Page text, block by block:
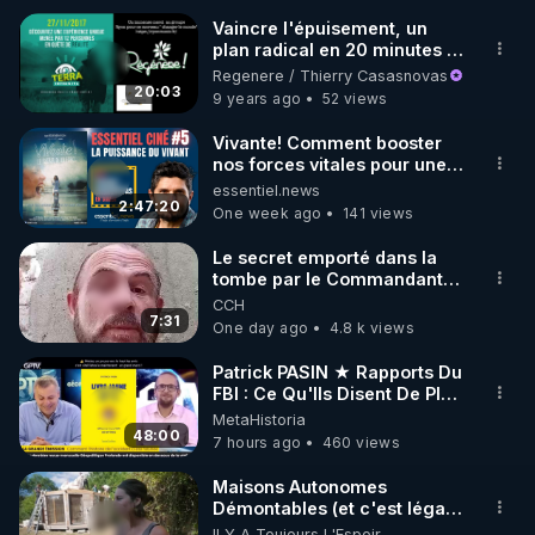
Warmcook :
Rendez-vous sur :
http://rgnr.li/warmcook avec le
code : REGENERE10
▶ 10 % de réduction sur une sélection de produits
de la boutique Vidya :
Rendez-vous sur :
http://rgnr.li/vidya
REGENERE10
▶ 10 % de réduction sur les extracteurs de la
marque SANA :
Rendez vous sur http://rgnr.li/lechoubrave
code : REGENERE10
________________
▶ Facebook RGNR :
http://rgnr.li/facebook
▶ Instagram RGNR : http://rgnr.li/instagram
▶ Site RGNR : http://rgnr.li/site
20:03
Vaincre l'épuisement, un
plan radical en 20 minutes !
- www.regenere.org
Regenere / Thierry Casasnovas
9 years ago
52 views
2:47:20
Vivante! Comment booster
nos forces vitales pour une
santé optimale? Avec
Thierry Casasnovas
essentiel.news
One week ago
141 views
7:31
Le secret emporté dans la
tombe par le Commandant
Cousteau le 25 juin 1997
CCH
One day ago
4.8 k views
48:00
Patrick PASIN ★ Rapports Du
FBI : Ce Qu'Ils Disent De Plus
Grave Sur Hitler
MetaHistoria
7 hours ago
460 views
Maisons Autonomes
Démontables (et c'est légal).
Visite éco village en